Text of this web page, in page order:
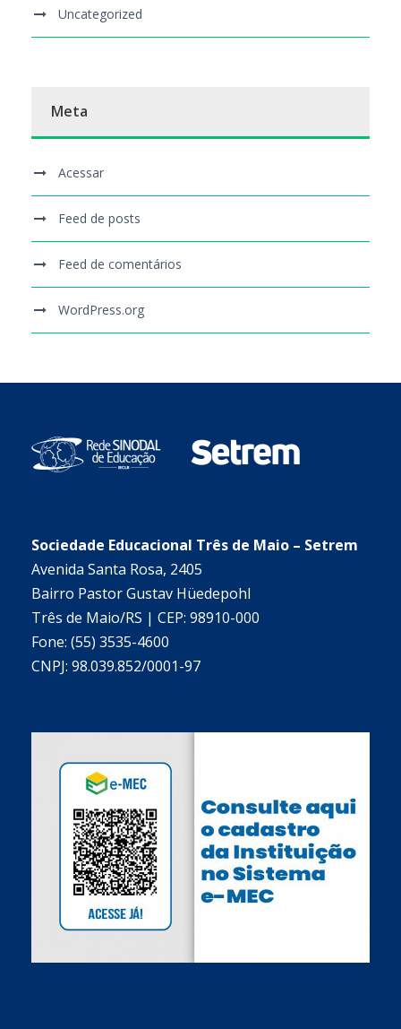
Uncategorized
Meta
Acessar
Feed de posts
Feed de comentários
WordPress.org
Sociedade Educacional Três de Maio – Setrem
Avenida Santa Rosa, 2405
Bairro Pastor Gustav Hüedepohl
Três de Maio/RS | CEP: 98910-000
Fone: (55) 3535-4600
CNPJ: 98.039.852/0001-97